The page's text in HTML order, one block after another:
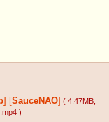
SauceNAO ( 4.47MB
)